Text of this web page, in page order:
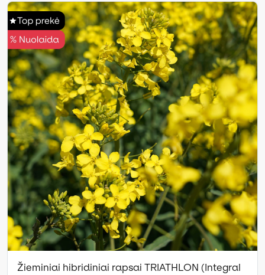
Žieminiai hibridiniai rapsai TRIATHLON (Integral